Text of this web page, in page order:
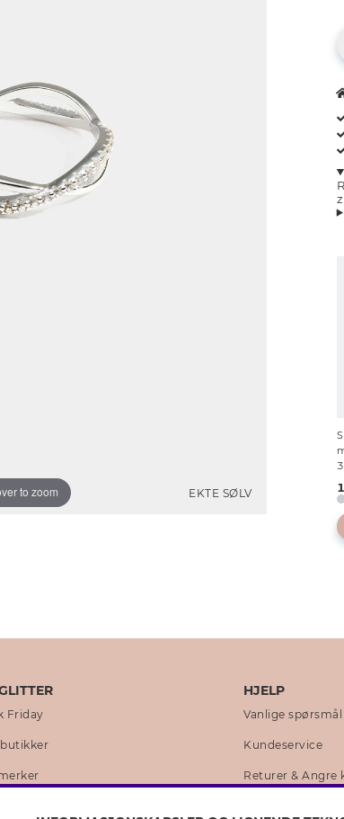
EKTE SØLV
to zoom
Friday
butikker
HJELP
Vanlige spørsmål
Kundeservice
Returer & Angre